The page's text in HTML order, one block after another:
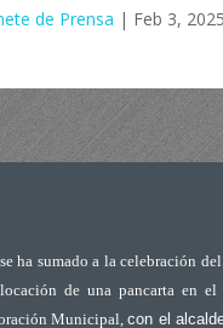
de Prensa | Feb 3, 2025
ha sumado a la celebración
de una pancarta en
Municipal,con el